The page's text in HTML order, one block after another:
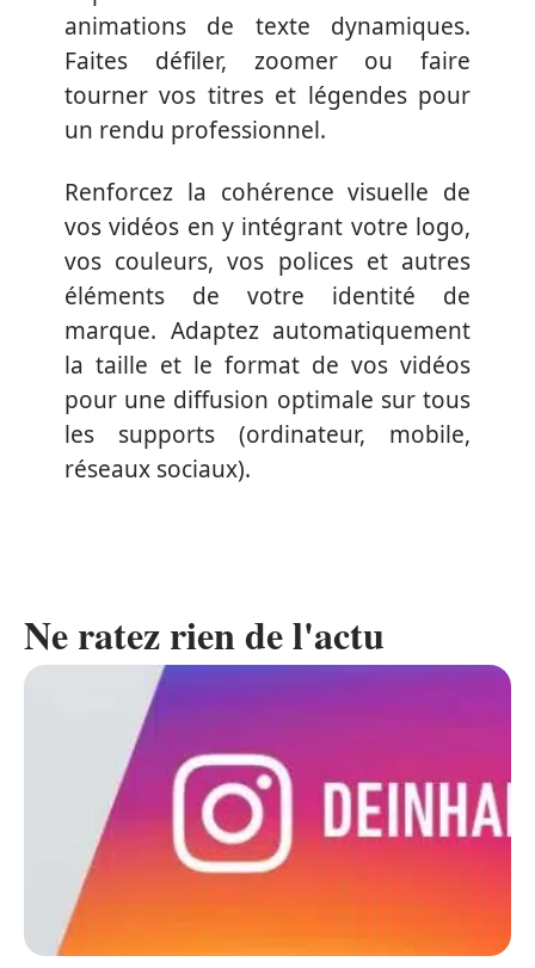
animations de texte dynamiques.
Faites défiler, zoomer ou faire
tourner vos titres et légendes pour
un rendu professionnel.
Renforcez la cohérence visuelle de
vos vidéos en y intégrant votre logo,
vos couleurs, vos polices et autres
éléments de votre identité de
marque. Adaptez automatiquement
la taille et le format de vos vidéos
pour une diffusion optimale sur tous
les supports (ordinateur, mobile,
réseaux sociaux).
Ne ratez rien de l'actu